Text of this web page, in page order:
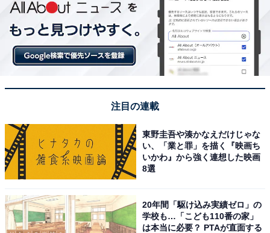
心に、オールジャンルで執筆中のライター。時々、店舗
取材などのリポート記事も担当。All AboutおよびAll
About ニュースでのライター歴は6年。
注目の連載
東野圭吾や湊かなえだけじゃな
い、「業と罪」を描く『映画ち
いかわ』から強く連想した映画
8選
20年間「駆け込み実績ゼロ」の
学校も…「こども110番の家」
は本当に必要？ PTAが直面する